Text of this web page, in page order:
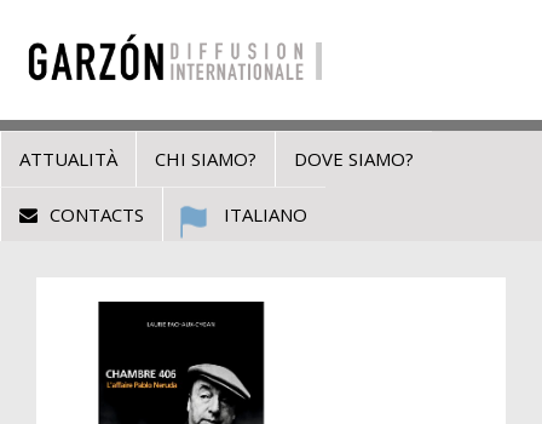
ATTUALITÀ CHI SIAMO? DOVE SIAMO?
CONTACTS ITALIANO